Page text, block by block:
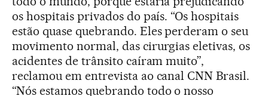
os hospitais privados do país. “Os hospitais
estão quase quebrando. Eles perderam o seu
movimento normal, das cirurgias eletivas, os
acidentes de trânsito caíram muito”,
reclamou em entrevista ao canal CNN Brasil.
“Nós estamos quebrando todo o nosso